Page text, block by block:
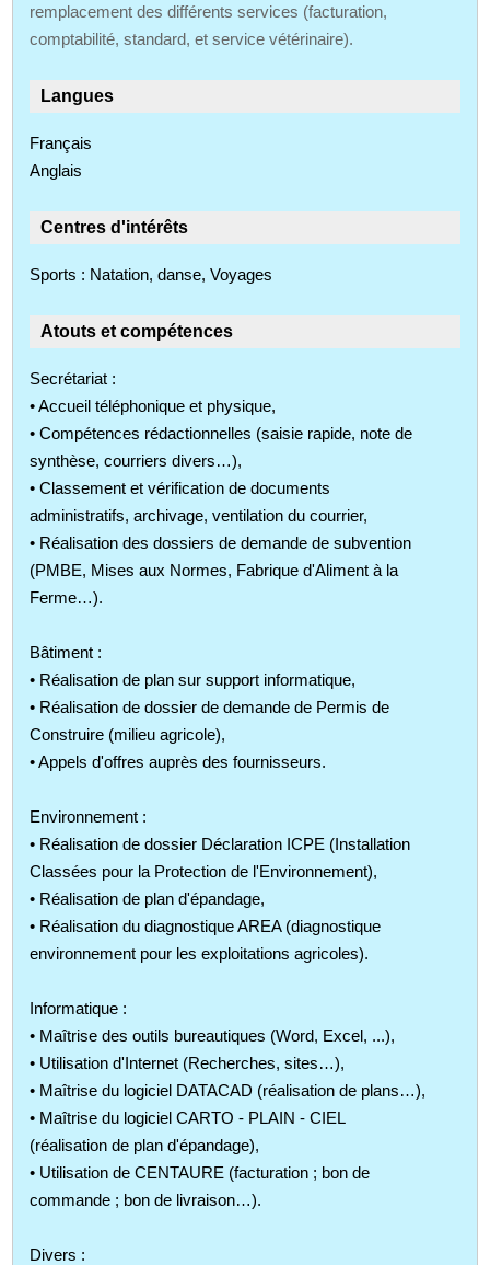
remplacement des différents services (facturation,
comptabilité, standard, et service vétérinaire).
Langues
Français
Anglais
Centres d'intérêts
Sports : Natation, danse, Voyages
Atouts et compétences
Secrétariat :
• Accueil téléphonique et physique,
• Compétences rédactionnelles (saisie rapide, note de
synthèse, courriers divers…),
• Classement et vérification de documents
administratifs, archivage, ventilation du courrier,
• Réalisation des dossiers de demande de subvention
(PMBE, Mises aux Normes, Fabrique d'Aliment à la
Ferme…).
Bâtiment :
• Réalisation de plan sur support informatique,
• Réalisation de dossier de demande de Permis de
Construire (milieu agricole),
• Appels d'offres auprès des fournisseurs.
Environnement :
• Réalisation de dossier Déclaration ICPE (Installation
Classées pour la Protection de l'Environnement),
• Réalisation de plan d'épandage,
• Réalisation du diagnostique AREA (diagnostique
environnement pour les exploitations agricoles).
Informatique :
• Maîtrise des outils bureautiques (Word, Excel, ...),
• Utilisation d'Internet (Recherches, sites…),
• Maîtrise du logiciel DATACAD (réalisation de plans…),
• Maîtrise du logiciel CARTO - PLAIN - CIEL
(réalisation de plan d'épandage),
• Utilisation de CENTAURE (facturation ; bon de
commande ; bon de livraison…).
Divers :